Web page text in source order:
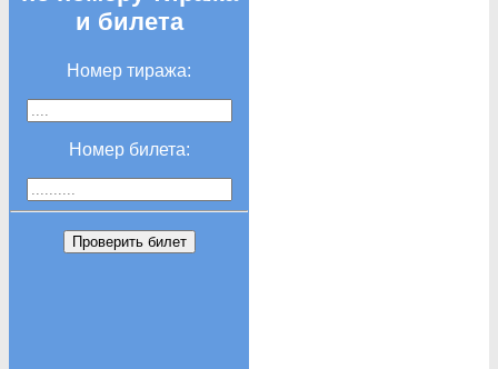
и билета
Номер тиража:
Номер билета:
Проверить билет